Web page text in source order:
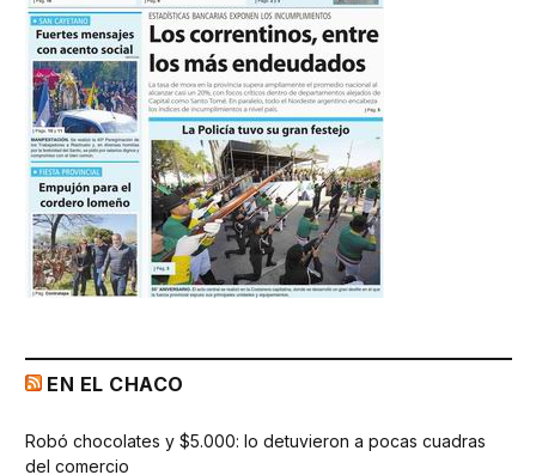
EN EL CHACO
Robó chocolates y $5.000: lo detuvieron a pocas cuadras
del comercio